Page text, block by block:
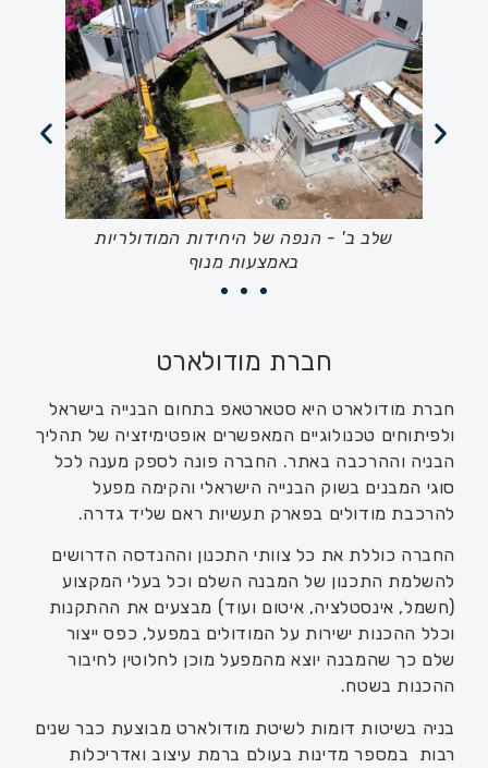
שלב ב' - הנפה של היחידות המודולריות
באמצעות מנוף
חברת מודולארט
חברת מודולארט היא סטארטאפ בתחום הבנייה בישראל
ולפיתוחים טכנולוגיים המאפשרים אופטימיזציה של תהליך
הבניה וההרכבה באתר. החברה פונה לספק מענה לכל
סוגי המבנים בשוק הבנייה הישראלי והקימה מפעל
להרכבת מודולים בפארק תעשיות ראם שליד גדרה.
החברה כוללת את כל צוותי התכנון וההנדסה הדרושים
להשלמת התכנון של המבנה השלם וכל בעלי המקצוע
(חשמל, אינסטלציה, איטום ועוד) מבצעים את ההתקנות
וכלל ההכנות ישירות על המודולים במפעל, כפס ייצור
שלם כך שהמבנה יוצא מהמפעל מוכן לחלוטין לחיבור
ההכנות בשטח.
בניה בשיטות דומות לשיטת מודולארט מבוצעת כבר שנים
רבות במספר מדינות בעולם ברמת עיצוב ואדריכלות